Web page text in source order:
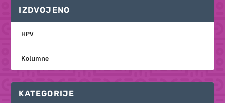
IZDVOJENO
HPV
Kolumne
KATEGORIJE